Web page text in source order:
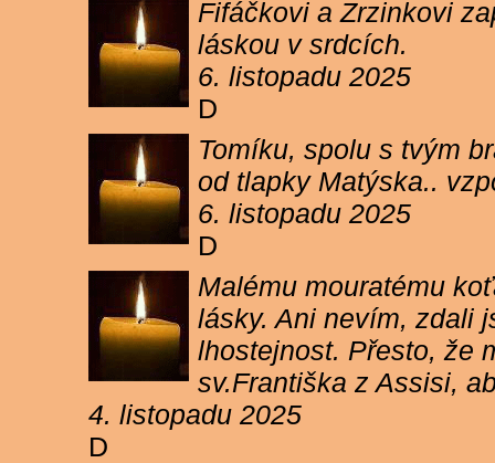
Fifáčkovi a Zrzinkovi
láskou v srdcích.
6. listopadu 2025
D
Tomíku, spolu s tvým
od tlapky Matýska..
6. listopadu 2025
D
Malému mouratému
lásky. Ani nevím, zdali
lhostejnost. Přesto, že
sv.Františka z Assisi,
4. listopadu 2025
D